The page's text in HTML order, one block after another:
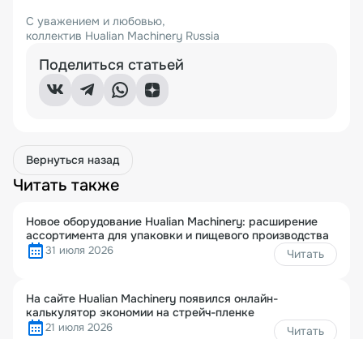
С уважением и любовью,
коллектив Hualian Machinery Russia
Поделиться статьей
Вернуться назад
Читать также
Новое оборудование Hualian Machinery: расширение
ассортимента для упаковки и пищевого производства
31 июля 2026 Читать
На сайте Hualian Machinery появился онлайн-
калькулятор экономии на стрейч-пленке
21 июля 2026 Читать